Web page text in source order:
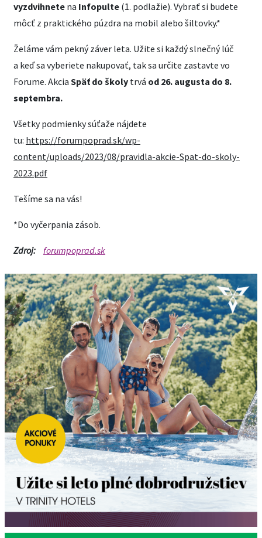
vyzdvihnete na Infopulte (1. podlažie). Vybrať si budete
môcť z praktického púzdra na mobil alebo šiltovky.*
Želáme vám pekný záver leta. Užite si každý slnečný lúč
a keď sa vyberiete nakupovať, tak sa určite zastavte vo
Forume. Akcia Späť do školy trvá od 26. augusta do 8.
septembra.
Všetky podmienky súťaže nájdete
tu: https://forumpoprad.sk/wp-
content/uploads/2023/08/pravidla-akcie-Spat-do-skoly-
2023.pdf
Tešíme sa na vás!
*Do vyčerpania zásob.
Zdroj: forumpoprad.sk